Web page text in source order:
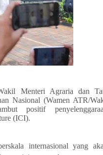
Menteri Agraria dan
Nasional (Wamen ATR/
positif
(ICI).
internasional yang